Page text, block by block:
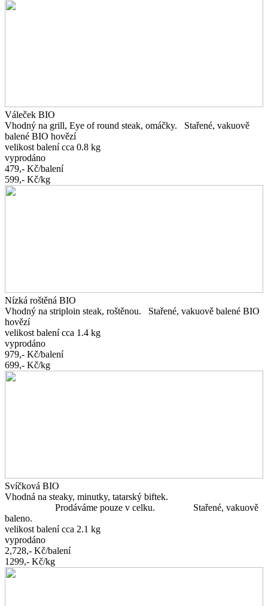
Váleček BIO
Vhodný na grill, Eye of round steak, omáčky. Stařené, vakuově
balené BIO hovězí
velikost balení cca 0.8 kg
vyprodáno
479,- Kč/balení
599,- Kč/kg
Nízká roštěná BIO
Vhodný na striploin steak, roštěnou. Stařené, vakuově balené BIO
hovězí
velikost balení cca 1.4 kg
vyprodáno
979,- Kč/balení
699,- Kč/kg
Svíčková BIO
Vhodná na steaky, minutky, tatarský biftek.
Prodáváme pouze v celku. Stařené, vakuově
baleno.
velikost balení cca 2.1 kg
vyprodáno
2,728,- Kč/balení
1299,- Kč/kg